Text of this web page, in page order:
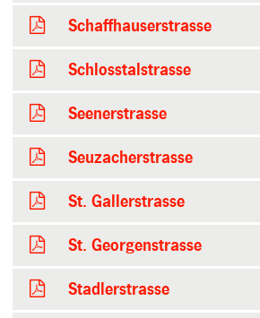
Schaffhauserstrasse
Schlosstalstrasse
Seenerstrasse
Seuzacherstrasse
St. Gallerstrasse
St. Georgenstrasse
Stadlerstrasse